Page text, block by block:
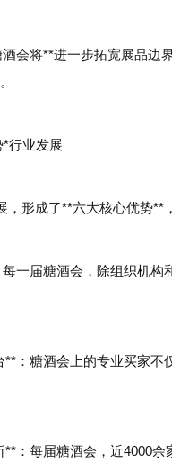
会将**进一步拓宽展品边
行业发展
形成了**六大核心优势**
一届糖酒会，除组织机
：糖酒会上的专业买家不
：每届糖酒会，近4000